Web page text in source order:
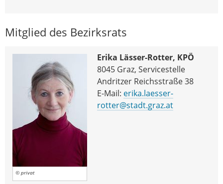
Mitglied des Bezirksrats
© privat
Erika Lässer-Rotter, KPÖ
8045 Graz, Servicestelle
Andritzer Reichsstraße 38
E-Mail: erika.laesser-
rotter@stadt.graz.at